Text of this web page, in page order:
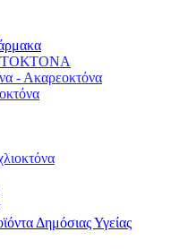
- Ακαρεοκτόνα
Δημόσιας Υγείας